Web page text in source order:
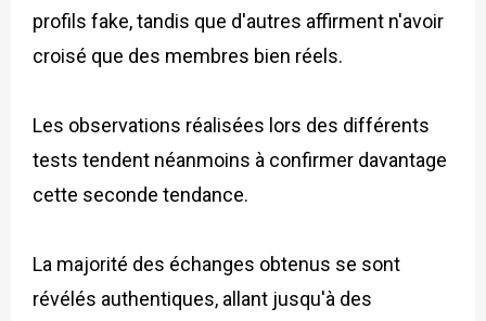
profils fake, tandis que d'autres affirment n'avoir
croisé que des membres bien réels.
Les observations réalisées lors des différents
tests tendent néanmoins à confirmer davantage
cette seconde tendance.
La majorité des échanges obtenus se sont
révélés authentiques, allant jusqu'à des